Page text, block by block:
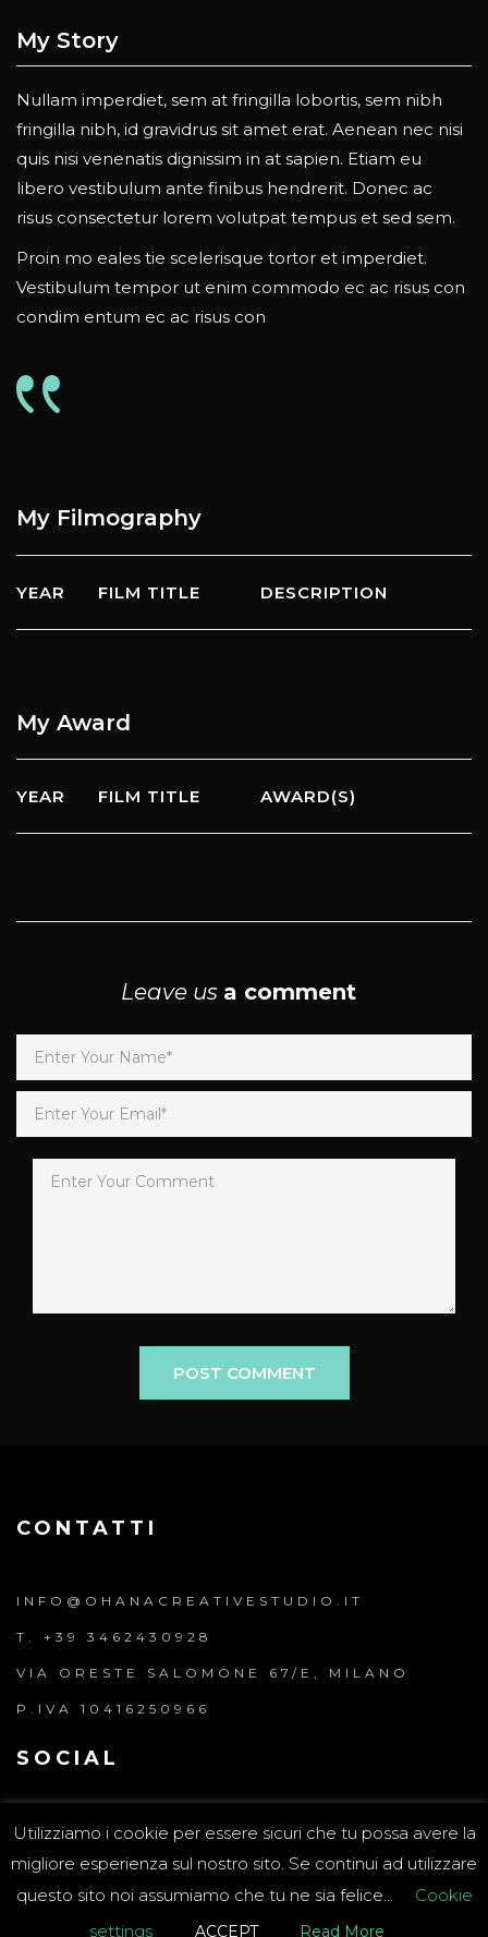
My Story
Nullam imperdiet, sem at fringilla lobortis, sem nibh
fringilla nibh, id gravidrus sit amet erat. Aenean nec nisi
quis nisi venenatis dignissim in at sapien. Etiam eu
libero vestibulum ante finibus hendrerit. Donec ac
risus consectetur lorem volutpat tempus et sed sem.
Proin mo eales tie scelerisque tortor et imperdiet.
Vestibulum tempor ut enim commodo ec ac risus con
condim entum ec ac risus con
My Filmography
YEAR FILM TITLE DESCRIPTION
My Award
YEAR FILM TITLE AWARD(S)
Leave us a comment
CONTATTI
INFO@OHANACREATIVESTUDIO.IT
T. +39 3462430928
VIA ORESTE SALOMONE 67/E, MILANO
P.IVA 10416250966
SOCIAL
Utilizziamo i cookie per essere sicuri che tu possa avere la
migliore esperienza sul nostro sito. Se continui ad utilizzare
questo sito noi assumiamo che tu ne sia felice...
Cookie
settings
ACCEPT Read More